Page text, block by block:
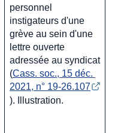
personnel
instigateurs d'une
grève au sein d'une
lettre ouverte
adressée au syndicat
(Cass. soc., 15 déc.
2021, n° 19-26.107
). Illustration.